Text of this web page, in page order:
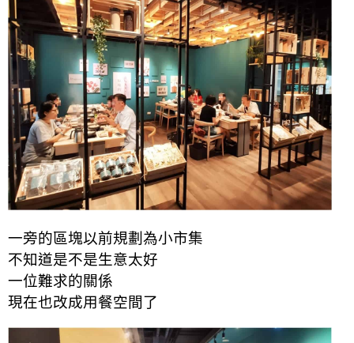
一旁的區塊以前規劃為小市集
不知道是不是生意太好
一位難求的關係
現在也改成用餐空間了